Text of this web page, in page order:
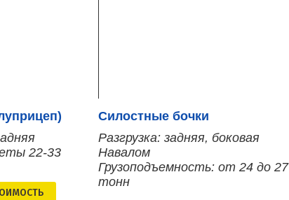
22-33
Силостные бочки
Разгрузка: задняя, боковая
Навалом
Грузоподъемность: от 24 до 27
тонн